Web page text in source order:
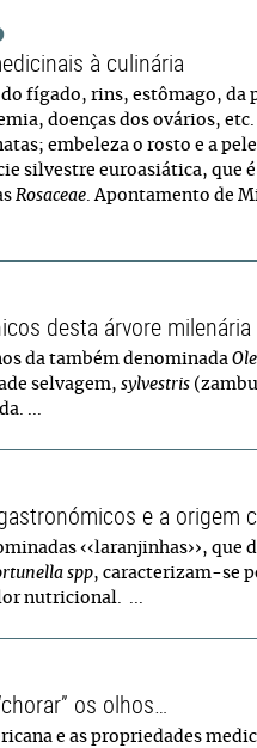
à culinária
fígado, rins, estômago, da
doenças dos ovários, etc.
embeleza o rosto e a
silvestre euroasiática, que
Rosaceae. Apontamento de
desta árvore milenária
da também denominada
selvagem, sylvestris
...
e a origem
‹‹laranjinhas››, que
spp, caracterizam-se
nutricional. ...
os olhos…
e as propriedades